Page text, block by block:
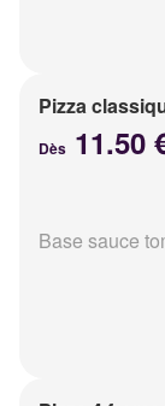
Pizza
Dès 11.50
Base sauce